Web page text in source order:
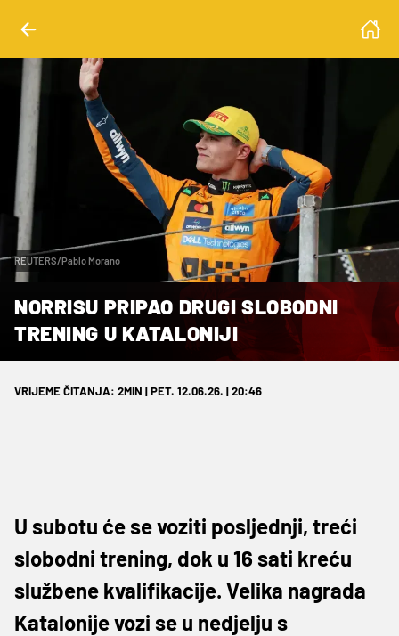
REUTERS/Pablo Morano
NORRISU PRIPAO DRUGI SLOBODNI
TRENING U KATALONIJI
VRIJEME ČITANJA: 2MIN | PET. 12.06.26. | 20:46
U subotu će se voziti posljednji, treći
slobodni trening, dok u 16 sati kreću
službene kvalifikacije. Velika nagrada
Katalonije vozi se u nedjelju s